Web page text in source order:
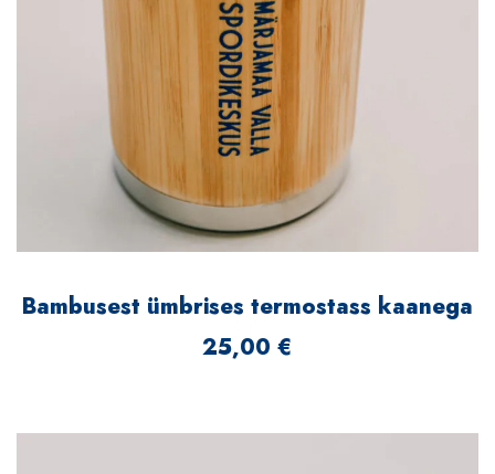
Bambusest ümbrises termostass kaanega
25,00 €